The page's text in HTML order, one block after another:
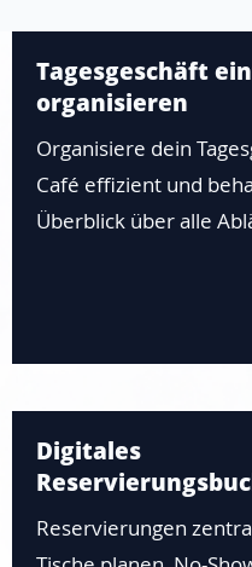
Tagesgeschäft
organisieren
Organisiere dein
Café effizient und
Überblick über alle
Digitales
Reservierungen